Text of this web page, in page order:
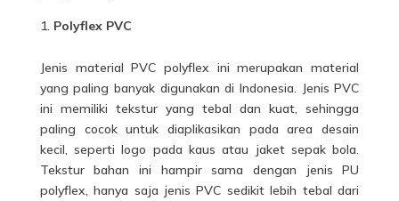
Polyflex PVC
Jenis material PVC polyflex ini merupakan material
yang paling banyak digunakan di Indonesia. Jenis PVC
ini memiliki tekstur yang tebal dan kuat, sehingga
paling cocok untuk diaplikasikan pada area desain
kecil, seperti logo pada kaus atau jaket sepak bola.
Tekstur bahan ini hampir sama dengan jenis PU
polyflex, hanya saja jenis PVC sedikit lebih tebal dari